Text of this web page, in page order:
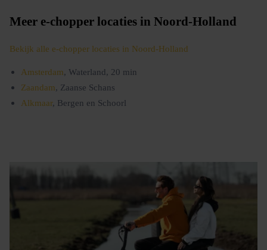
Meer e-chopper locaties in Noord-Holland
Bekijk alle e-chopper locaties in Noord-Holland
Amsterdam, Waterland, 20 min
Zaandam, Zaanse Schans
Alkmaar, Bergen en Schoorl